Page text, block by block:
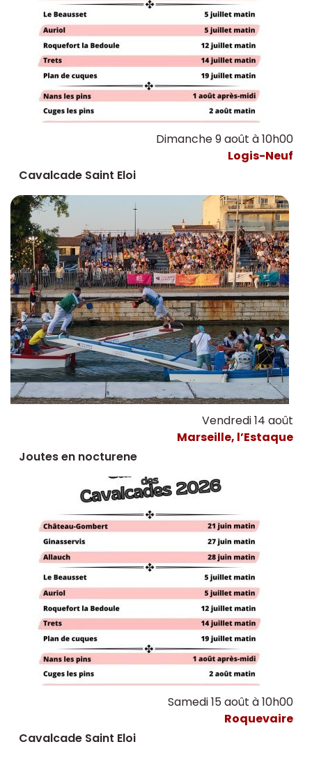
Dimanche 9 août à 10h00
Logis-Neuf
Cavalcade Saint Eloi
Vendredi 14 août
Marseille, l’Estaque
Joutes en nocturene
Samedi 15 août à 10h00
Roquevaire
Cavalcade Saint Eloi